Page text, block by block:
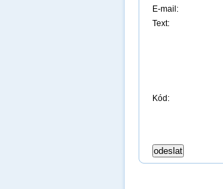
E-mail:
Text:
Kód: